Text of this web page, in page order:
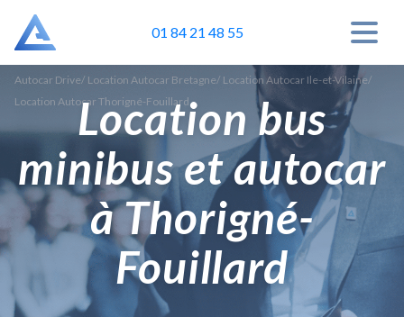
01 84 21 48 55
Autocar Drive/ Location Autocar Bretagne/ Location Autocar Ile-et-Vilaine/
Location Autocar Thorigné-Fouillard
Location bus
minibus et autocar
à Thorigné-
Fouillard